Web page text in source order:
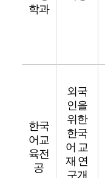
학과
한국
어교
육전
공
외국
인을
위한
한국
어 교
재 연
구개